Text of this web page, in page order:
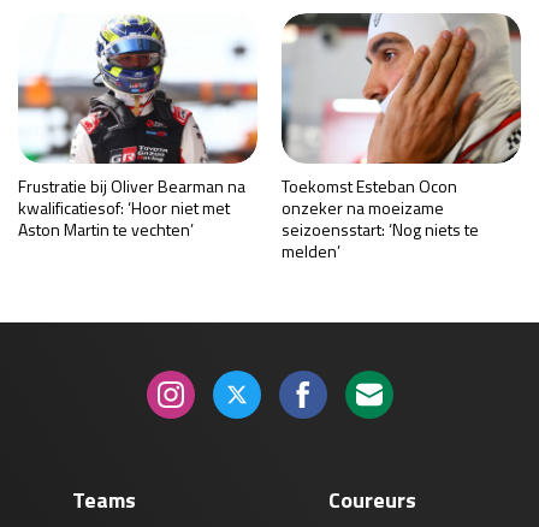
Frustratie bij Oliver Bearman na
kwalificatiesof: ‘Hoor niet met
Aston Martin te vechten’
Toekomst Esteban Ocon
onzeker na moeizame
seizoensstart: ‘Nog niets te
melden’
Teams Coureurs